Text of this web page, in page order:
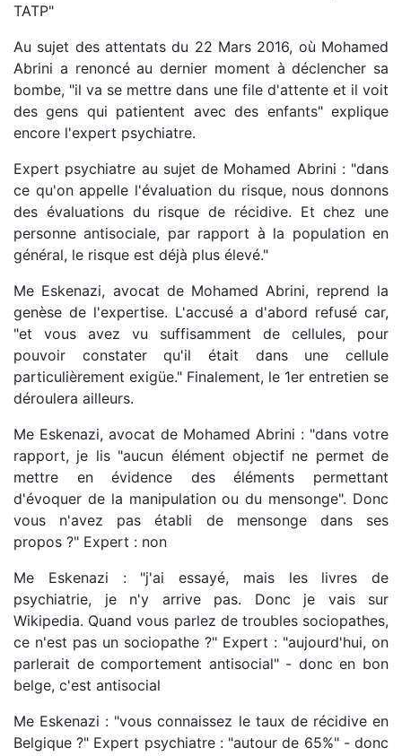
TATP"
Au sujet des attentats du 22 Mars 2016, où Mohamed
Abrini a renoncé au dernier moment à déclencher sa
bombe, "il va se mettre dans une file d'attente et il voit
des gens qui patientent avec des enfants" explique
encore l'expert psychiatre.
Expert psychiatre au sujet de Mohamed Abrini : "dans
ce qu'on appelle l'évaluation du risque, nous donnons
des évaluations du risque de récidive. Et chez une
personne antisociale, par rapport à la population en
général, le risque est déjà plus élevé."
Me Eskenazi, avocat de Mohamed Abrini, reprend la
genèse de l'expertise. L'accusé a d'abord refusé car,
"et vous avez vu suffisamment de cellules, pour
pouvoir constater qu'il était dans une cellule
particulièrement exigüe." Finalement, le 1er entretien se
déroulera ailleurs.
Me Eskenazi, avocat de Mohamed Abrini : "dans votre
rapport, je lis "aucun élément objectif ne permet de
mettre en évidence des éléments permettant
d'évoquer de la manipulation ou du mensonge". Donc
vous n'avez pas établi de mensonge dans ses
propos ?" Expert : non
Me Eskenazi : "j'ai essayé, mais les livres de
psychiatrie, je n'y arrive pas. Donc je vais sur
Wikipedia. Quand vous parlez de troubles sociopathes,
ce n'est pas un sociopathe ?" Expert : "aujourd'hui, on
parlerait de comportement antisocial" - donc en bon
belge, c'est antisocial
Me Eskenazi : "vous connaissez le taux de récidive en
Belgique ?" Expert psychiatre : "autour de 65%" - donc